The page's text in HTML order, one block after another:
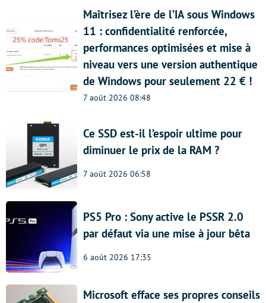
Maîtrisez l’ère de l’IA sous Windows
11 : confidentialité renforcée,
performances optimisées et mise à
niveau vers une version authentique
de Windows pour seulement 22 € !
7 août 2026 08:48
Ce SSD est-il l’espoir ultime pour
diminuer le prix de la RAM ?
7 août 2026 06:58
PS5 Pro : Sony active le PSSR 2.0
par défaut via une mise à jour bêta
6 août 2026 17:35
Microsoft efface ses propres conseils